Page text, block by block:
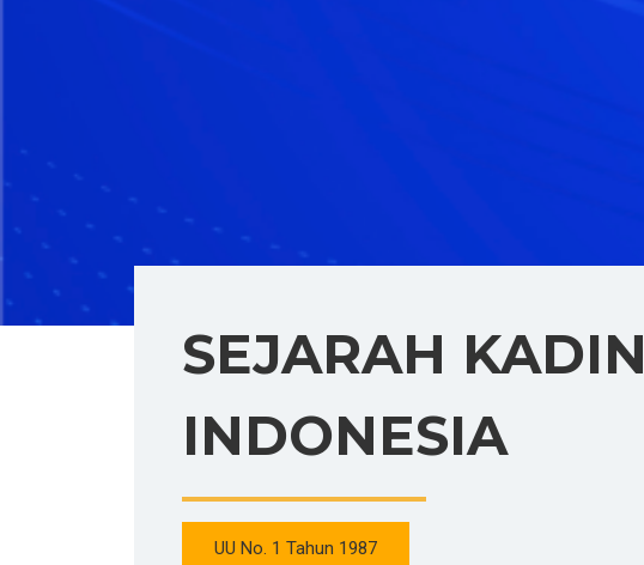
SEJARAH KADIN
INDONESIA
UU No. 1 Tahun 1987